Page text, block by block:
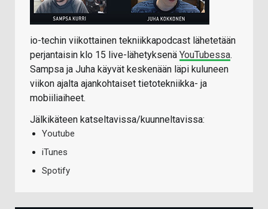
io-techin viikottainen tekniikkapodcast lähetetään
perjantaisin klo 15 live-lähetyksenä YouTubessa.
Sampsa ja Juha käyvät keskenään läpi kuluneen
viikon ajalta ajankohtaiset tietotekniikka- ja
mobiiliaiheet.
Jälkikäteen katseltavissa/kuunneltavissa:
Youtube
iTunes
Spotify